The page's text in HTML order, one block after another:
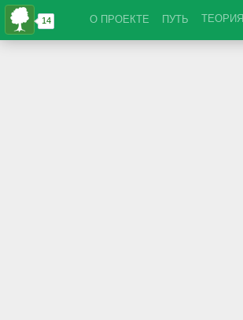
О ПРОЕКТЕ ПУТЬ ТЕОРИЯ